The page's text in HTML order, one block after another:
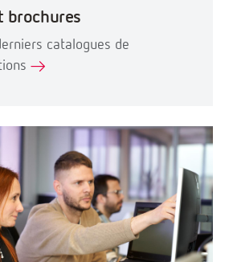
brochures
catalogues de